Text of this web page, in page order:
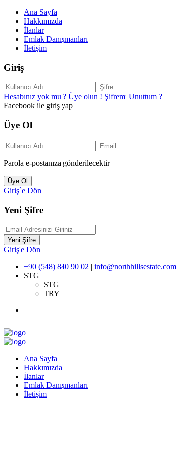
Ana Sayfa
Hakkımızda
İlanlar
Emlak Danışmanları
İletişim
Giriş
Hesabınız yok mu ? Üye olun ! Şifremi Unuttum ?
Facebook ile giriş yap
Üye Ol
Parola e-postanıza gönderilecektir
Üye Ol
Giriş`e Dön
Yeni Şifre
Yeni Şifre
Giriş'e Dön
+90 (548) 840 90 02 | info@northhillsestate.com
STG
STG
TRY
Ana Sayfa
Hakkımızda
İlanlar
Emlak Danışmanları
İletişim